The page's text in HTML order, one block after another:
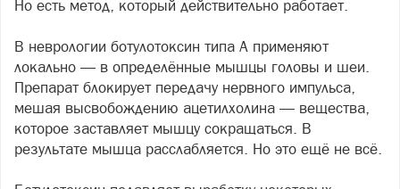
Но есть метод, который действительно работает.
В неврологии ботулотоксин типа А применяют
локально — в определённые мышцы головы и шеи.
Препарат блокирует передачу нервного импульса,
мешая высвобождению ацетилхолина — вещества,
которое заставляет мышцу сокращаться. В
результате мышца расслабляется. Но это ещё не всё.